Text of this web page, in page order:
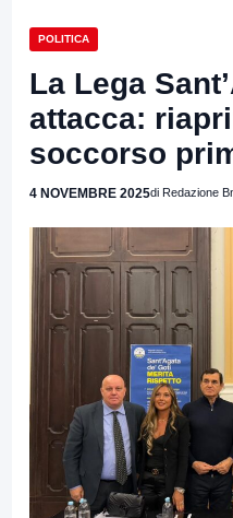
POLITICA
La Lega
attacca:
soccorso
4 NOVEMBRE 2025di Redazione